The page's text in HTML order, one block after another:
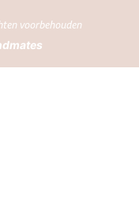
voorbehouden